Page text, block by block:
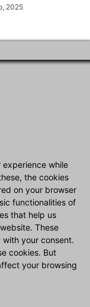
2025
experience while
the cookies
on your browser
functionalities of
that help us
These
your consent.
cookies. But
your browsing